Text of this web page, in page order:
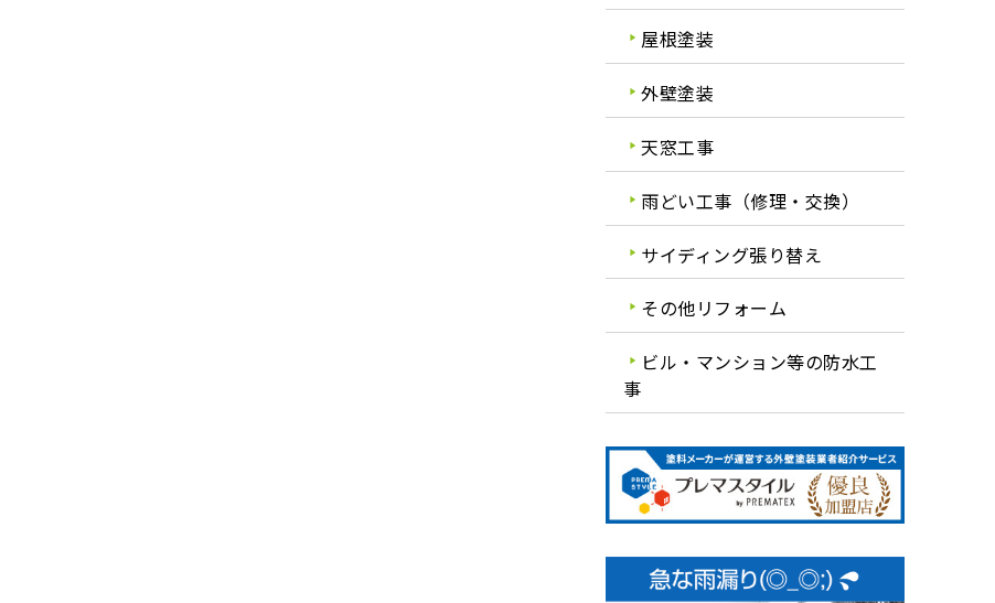
屋根塗装
外壁塗装
天窓工事
雨どい工事（修理・交換）
サイディング張り替え
その他リフォーム
ビル・マンション等の防水工
事